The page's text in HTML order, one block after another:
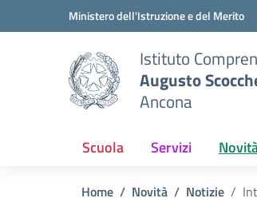
Vai ai contenuti
Vai al menu di navigazioneMinistero dell'Istruzione e del Merito
Istituto
Augusto
Ancona
Scuola Servizi
Home Novità Notizie